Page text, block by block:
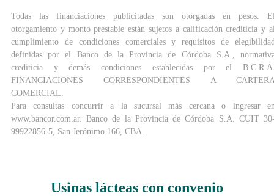
Todas las financiaciones publicitadas son otorgadas en pesos.
otorgamiento y monto prestable están sujetos a calificación crediticia y
cumplimiento de condiciones comerciales y requisitos de
definidas por el Banco de la Provincia de Córdoba S.A.,
crediticia y demás condiciones establecidas por el
FINANCIACIONES CORRESPONDIENTES A
COMERCIAL.
Para consultas concurrir a la sucursal más cercana o ingresar
www.bancor.com.ar. Banco de la Provincia de Córdoba S.A. CUIT
99922856-5, San Jerónimo 166, CBA.
Usinas lácteas con convenio